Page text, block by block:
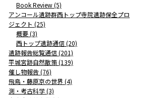
Book Review (5)
アンコール遺跡群西トップ寺院遺跡保全プロ
ジェクト (25)
概要 (3)
西トップ遺跡通信 (20)
遺跡報告総覧通信 (201)
平城宮跡自然散策 (139)
催し物報告 (76)
飛鳥・藤原京の世界 (4)
測・考古科学 (3)